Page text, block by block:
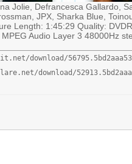
Jolie, Defrancesca Gallardo,
JPX, Sharka Blue,
Length: 1:45:29 Quality:
Audio Layer 3 48000Hz
download/
download/